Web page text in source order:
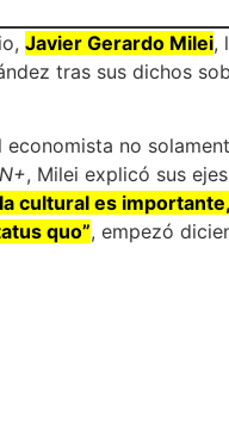
Javier Gerardo Milei,
tras sus dichos
no
, Milei explicó sus
cultural es
quo”, empezó